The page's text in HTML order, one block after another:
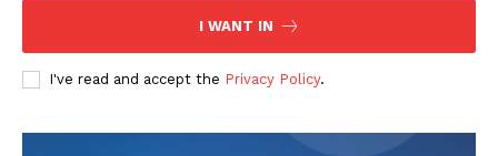
I WANT IN
I've read and accept the Privacy Policy.